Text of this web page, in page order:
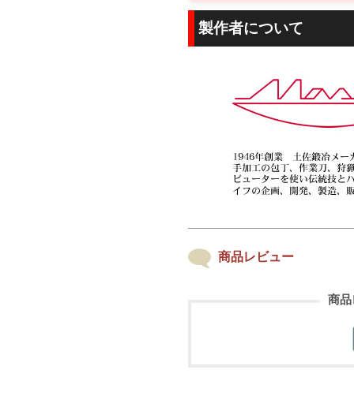
製作者について
商品レビュー
商品